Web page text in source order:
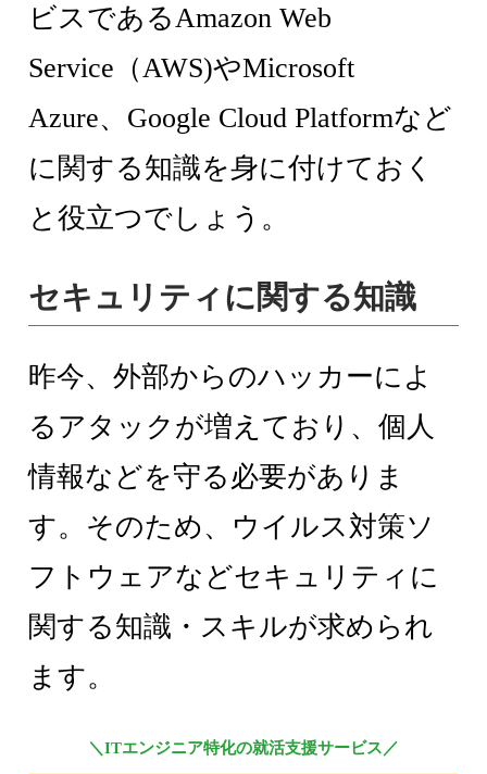
ビスであるAmazon Web
Service（AWS)やMicrosoft
Azure、Google Cloud Platformなど
に関する知識を身に付けておく
と役立つでしょう。
セキュリティに関する知識
昨今、外部からのハッカーによ
るアタックが増えており、個人
情報などを守る必要がありま
す。そのため、ウイルス対策ソ
フトウェアなどセキュリティに
関する知識・スキルが求められ
ます。
＼ITエンジニア特化の就活支援サービス／